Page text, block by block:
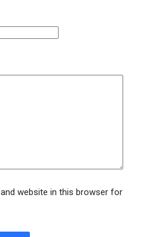
website in this browser for